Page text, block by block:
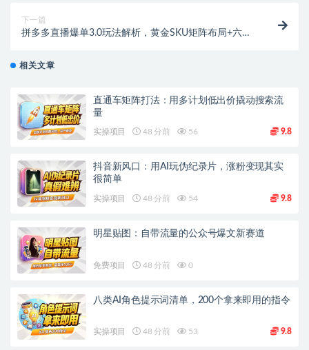
下一篇
拼多多直播爆单3.0玩法解析，黄金SKU矩阵布局+六重
相关文章
直通车矩阵打法：用多计划低出价撬动搜索流
量
实操项目 48 分前 56 9.8
抖音新风口：用AI玩伪纪录片，涨粉变现其实
很简单
实操项目 48 分前 54 9.8
明星贴图：自带流量的公众号爆文新赛道
免费项目 48 分前 0
八类AI角色提示词清单，200个拿来即用的指令
实操项目 48 分前 53 9.8